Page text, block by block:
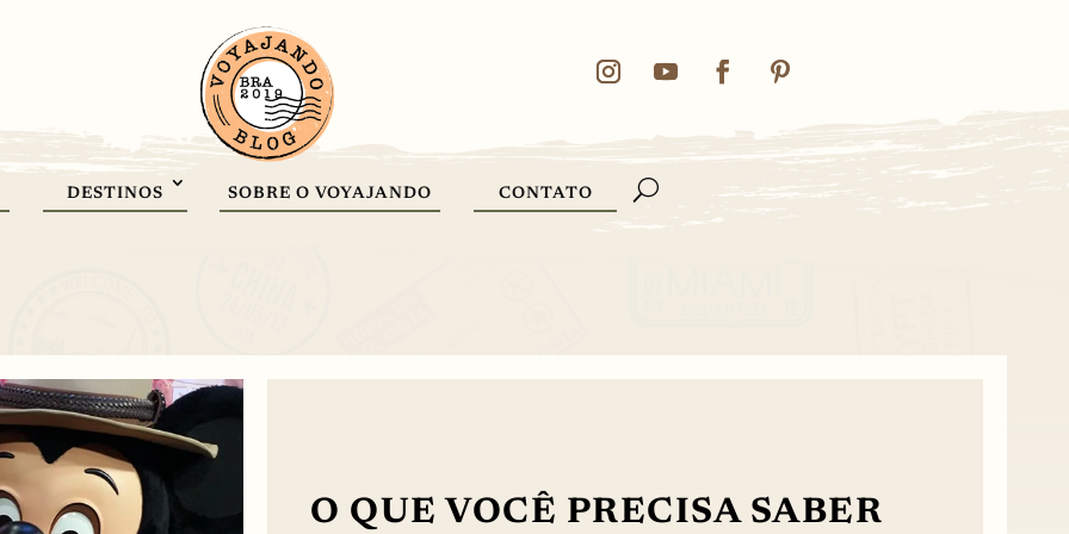
DESTINOS SOBRE O VOYAJANDO CONTATO
O QUE VOCÊ PRECISA SABER